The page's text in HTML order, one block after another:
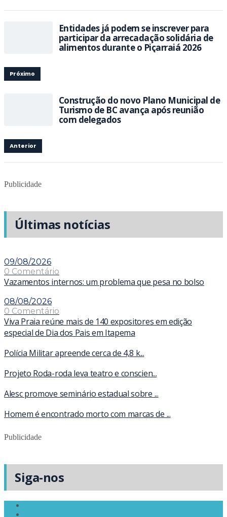
Entidades já podem se inscrever para
participar da arrecadação solidária de
alimentos durante o Piçarraiá 2026
Próximo
Construção do novo Plano Municipal de
Turismo de BC avança após reunião
com delegados
Anterior
Publicidade
Últimas notícias
09/08/2026
0 Comentário
Vazamentos internos: um problema que pesa no bolso
08/08/2026
0 Comentário
Viva Praia reúne mais de 140 expositores em edição
especial de Dia dos Pais em Itapema
Polícia Militar apreende cerca de 4,8 k...
Projeto Roda-roda leva teatro e conscien...
Alesc promove seminário estadual sobre ...
Homem é encontrado morto com marcas de ...
Publicidade
Siga-nos